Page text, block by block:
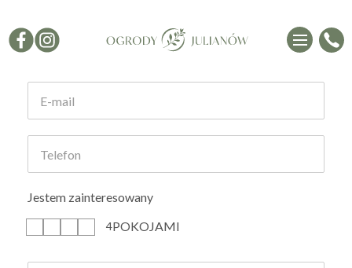
Jestem zainteresowany
4POKOJAMI